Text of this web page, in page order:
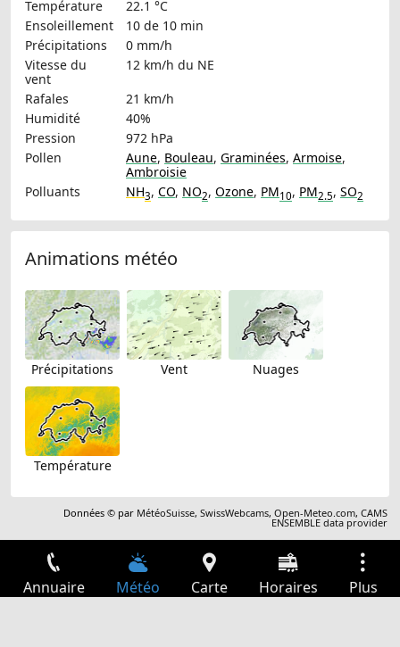
Température
22.1 °C
Ensoleillement
10 de 10 min
Précipitations
0 mm/h
Vitesse du
vent
12 km/h du NE
Rafales
21 km/h
Humidité
40%
Pression
972 hPa
Pollen
Aune, Bouleau, Graminées, Armoise,
Ambroisie
Polluants
NH3, CO, NO2, Ozone, PM10, PM2.5, SO2
Animations météo
Précipitations Vent Nuages
Température
Données © par MétéoSuisse,SwissWebcams,Open-Meteo.com,CAMS
ENSEMBLE data provider
Annuaire Météo Carte Horaires Plus